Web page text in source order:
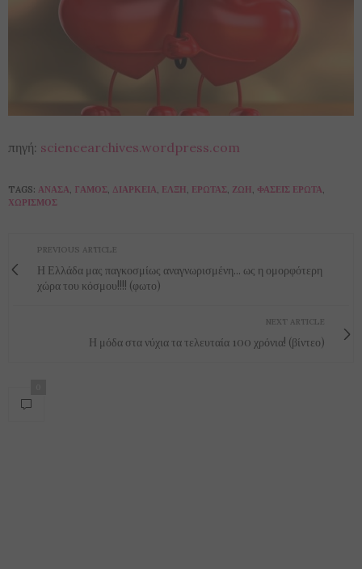
πηγή: sciencearchives.wordpress.com
TAGS: ΑΝΆΣΑ, ΓΆΜΟΣ, ΔΙΆΡΚΕΙΑ, ΈΛΞΗ, ΈΡΩΤΑΣ, ΖΩΉ, ΦΆΣΕΙΣ ΈΡΩΤΑ,
ΧΩΡΙΣΜΌΣ
PREVIOUS ARTICLE
Η Ελλάδα μας παγκοσμίως αναγνωρισμένη... ως η ομορφότερη
χώρα του κόσμου!!!! (φωτο)
NEXT ARTICLE
Η μόδα στα νύχια τα τελευταία 100 χρόνια! (βίντεο)